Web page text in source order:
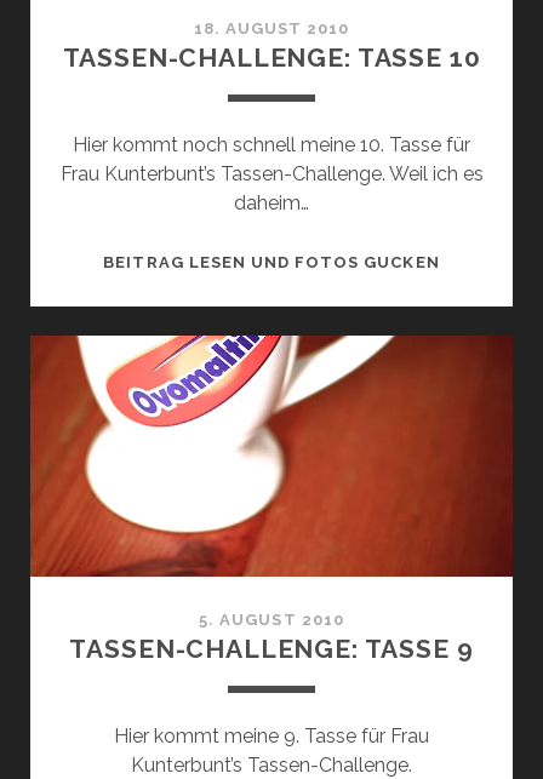
18. AUGUST 2010
TASSEN-CHALLENGE: TASSE 10
Hier kommt noch schnell meine 10. Tasse für
Frau Kunterbunt’s Tassen-Challenge. Weil ich es
daheim…
BEITRAG LESEN UND FOTOS GUCKEN
5. AUGUST 2010
TASSEN-CHALLENGE: TASSE 9
Hier kommt meine 9. Tasse für Frau
Kunterbunt’s Tassen-Challenge.